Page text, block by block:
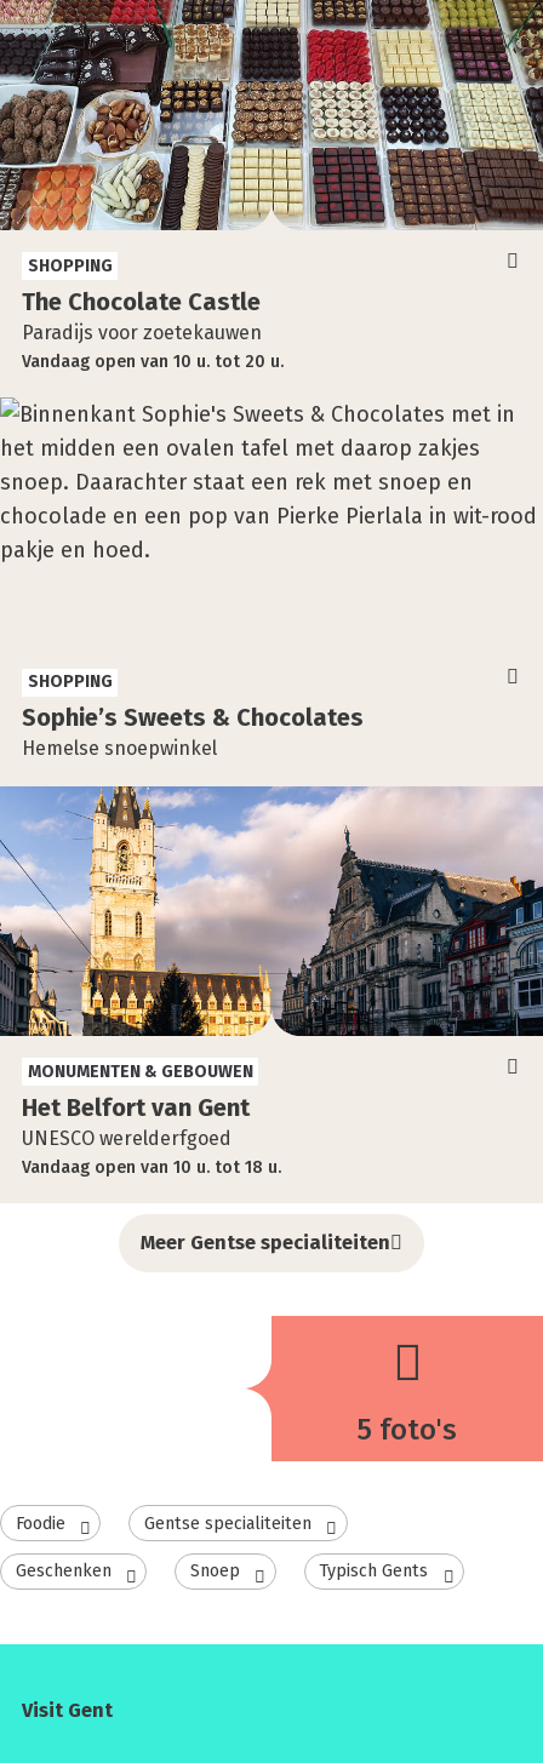
The Cho­co­la­te Cast­le
Paradijs voor zoetekauwen
SHOPPING
Vandaag open van 10 u. tot 20 u.
Sophie’s Sweets & Cho­co­la­tes
Hemelse snoepwinkel
SHOPPING
Het Bel­fort van Gent
UNESCO werelderfgoed
MONUMENTEN & GEBOUWEN
Vandaag open van 10 u. tot 18 u.
Meer Gentse specialiteiten
5 foto's
Foodie Gentse specialiteiten
Geschenken Snoep Typisch Gents
Visit Gent